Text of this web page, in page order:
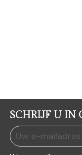
SCHRIJF U IN